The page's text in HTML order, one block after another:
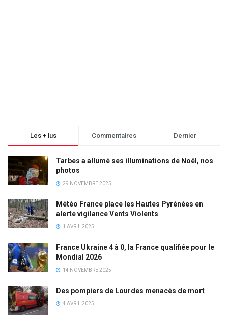
Les + lus Commentaires Dernier
Tarbes a allumé ses illuminations de Noël, nos
photos
29 NOVEMBRE 2025
Météo France place les Hautes Pyrénées en
alerte vigilance Vents Violents
1 AVRIL 2025
France Ukraine 4 à 0, la France qualifiée pour le
Mondial 2026
14 NOVEMBRE 2025
Des pompiers de Lourdes menacés de mort
4 AVRIL 2025